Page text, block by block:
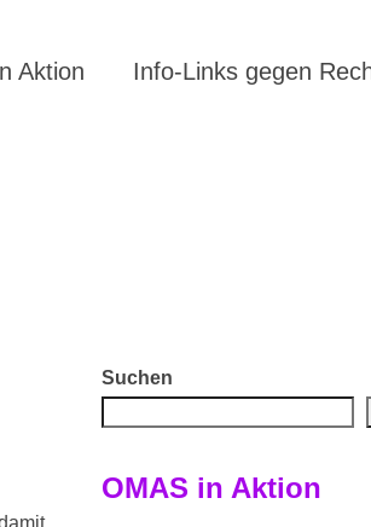
Aktion Info-Links gegen
Suchen
OMAS in Aktion